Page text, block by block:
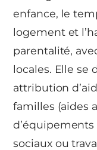
enfance, le
logement et
parentalité,
locales. Elle se
attribution
familles (aides
sociaux ou